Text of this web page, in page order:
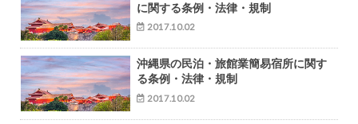
に関する条例・法律・規制
2017.10.02
沖縄県の民泊・旅館業簡易宿所に関す
る条例・法律・規制
2017.10.02